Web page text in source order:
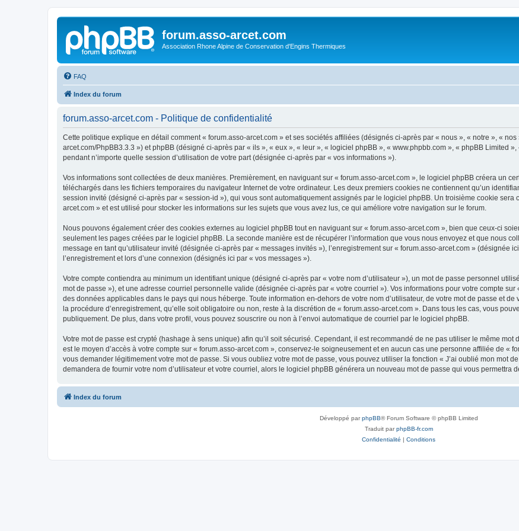
forum.asso-arcet.com
Association Rhone Alpine de Conservation d'Engins Thermiques
FAQ
Index du forum
forum.asso-arcet.com - Politique de confidentialité
Cette politique explique en détail comment « forum.asso-arcet.com » et ses sociétés affiliées (désignés ci-après par « nous », « notre », «
arcet.com/PhpBB3.3.3 ») et phpBB (désigné ci-après par « ils », « eux », « leur », « logiciel phpBB », « www.phpbb.com », « phpBB Limited
pendant n’importe quelle session d’utilisation de votre part (désignée ci-après par « vos informations »).
Vos informations sont collectées de deux manières. Premièrement, en naviguant sur « forum.asso-arcet.com », le logiciel phpBB créera un
téléchargés dans les fichiers temporaires du navigateur Internet de votre ordinateur. Les deux premiers cookies ne contiennent qu’un
session invité (désigné ci-après par « session-id »), qui vous sont automatiquement assignés par le logiciel phpBB. Un troisième cookie
arcet.com » et est utilisé pour stocker les informations sur les sujets que vous avez lus, ce qui améliore votre navigation sur le forum.
Nous pouvons également créer des cookies externes au logiciel phpBB tout en naviguant sur « forum.asso-arcet.com », bien que ceux-ci
seulement les pages créées par le logiciel phpBB. La seconde manière est de récupérer l’information que vous nous envoyez et que nous
message en tant qu’utilisateur invité (désignée ci-après par « messages invités »), l’enregistrement sur « forum.asso-arcet.com » (désignée
l’enregistrement et lors d’une connexion (désignés ici par « vos messages »).
Votre compte contiendra au minimum un identifiant unique (désigné ci-après par « votre nom d’utilisateur »), un mot de passe personnel
mot de passe »), et une adresse courriel personnelle valide (désignée ci-après par « votre courriel »). Vos informations pour votre compte
des données applicables dans le pays qui nous héberge. Toute information en-dehors de votre nom d’utilisateur, de votre mot de passe et
la procédure d’enregistrement, qu’elle soit obligatoire ou non, reste à la discrétion de « forum.asso-arcet.com ». Dans tous les cas, vous
publiquement. De plus, dans votre profil, vous pouvez souscrire ou non à l’envoi automatique de courriel par le logiciel phpBB.
Votre mot de passe est crypté (hashage à sens unique) afin qu’il soit sécurisé. Cependant, il est recommandé de ne pas utiliser le même
est le moyen d’accès à votre compte sur « forum.asso-arcet.com », conservez-le soigneusement et en aucun cas une personne affiliée de «
vous demander légitimement votre mot de passe. Si vous oubliez votre mot de passe, vous pouvez utiliser la fonction « J’ai oublié mon mot
demandera de fournir votre nom d’utilisateur et votre courriel, alors le logiciel phpBB générera un nouveau mot de passe qui vous permettra
Index du forum
Développé parphpBB® Forum Software © phpBB Limited
Traduit parphpBB-fr.com
Confidentialité | Conditions